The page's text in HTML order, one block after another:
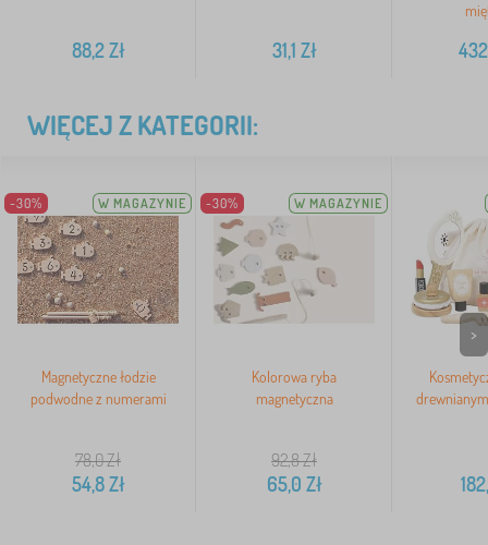
88,2Zł 31,1 Zł
WIĘCEJ Z KATEGORII:
-30% W MAGAZYNIE
Magnetyczne łodzie
podwodne z numerami
78,0Zł
54,8Zł
-30% W MAGAZYNIE
Kolorowa ryba
magnetyczna
92,8Zł
65,0 Zł
>